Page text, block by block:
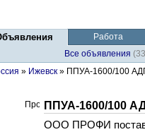
Работа
Все объявления
» Ижевск » ППУА-1600/100
ППУА-1600/100
ООО ПРОФИ